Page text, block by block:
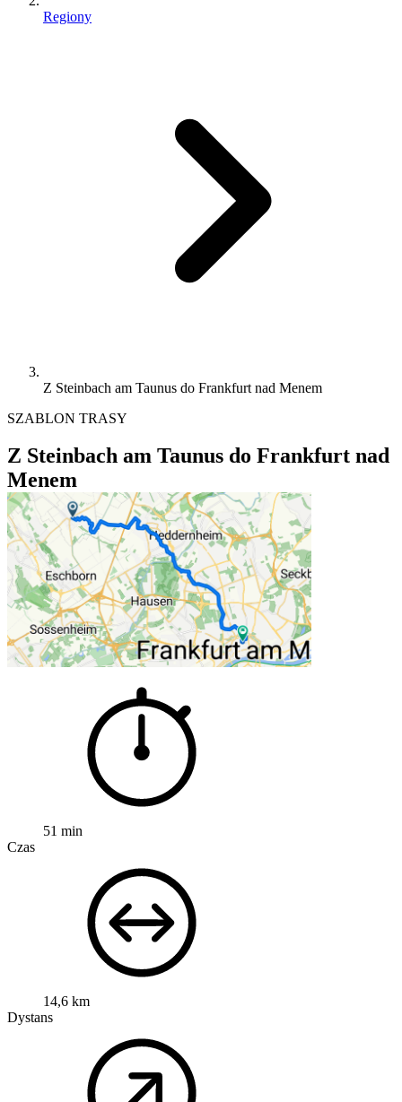
Regiony
Z Steinbach am Taunus do Frankfurt nad Menem
SZABLON TRASY
Z Steinbach am Taunus do Frankfurt nad
Menem
51 min
Czas
14,6 km
Dystans